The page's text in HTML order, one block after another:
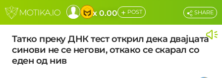
x 0.00 + POST
Татко преку ДНК тест открил дека двајцата
синови не се негови, откако се скарал со
еден од нив
SHARE